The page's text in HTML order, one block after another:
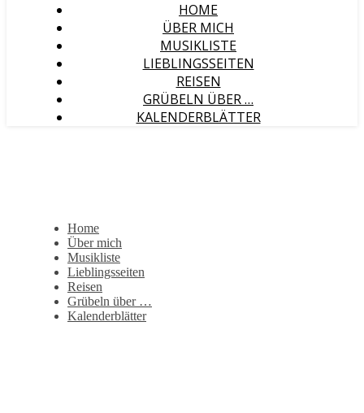
HOME
ÜBER MICH
MUSIKLISTE
LIEBLINGSSEITEN
REISEN
GRÜBELN ÜBER …
KALENDERBLÄTTER
Home
Über mich
Musikliste
Lieblingsseiten
Reisen
Grübeln über …
Kalenderblätter